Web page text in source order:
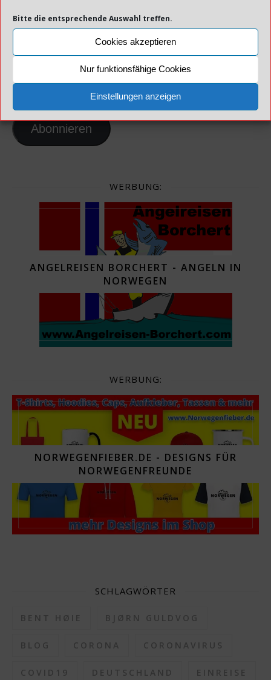
Bitte die entsprechende Auswahl treffen.
Cookies akzeptieren
Nur funktionsfähige Cookies
Einstellungen anzeigen
Blog zu abonnieren und
Benachrichtigungen über neue Beiträge
via E-Mail zu erhalten.
E-Mail-Adresse
Abonnieren
WERBUNG:
ANGELREISEN BORCHERT - ANGELN IN
NORWEGEN
WERBUNG:
NORWEGENFIEBER.DE - DESIGNS FÜR
NORWEGENFREUNDE
SCHLAGWÖRTER
BENT HØIE BJØRN GULDVOG
BLOG CORONA CORONAVIRUS
COVID19 DEUTSCHLAND EINREISE